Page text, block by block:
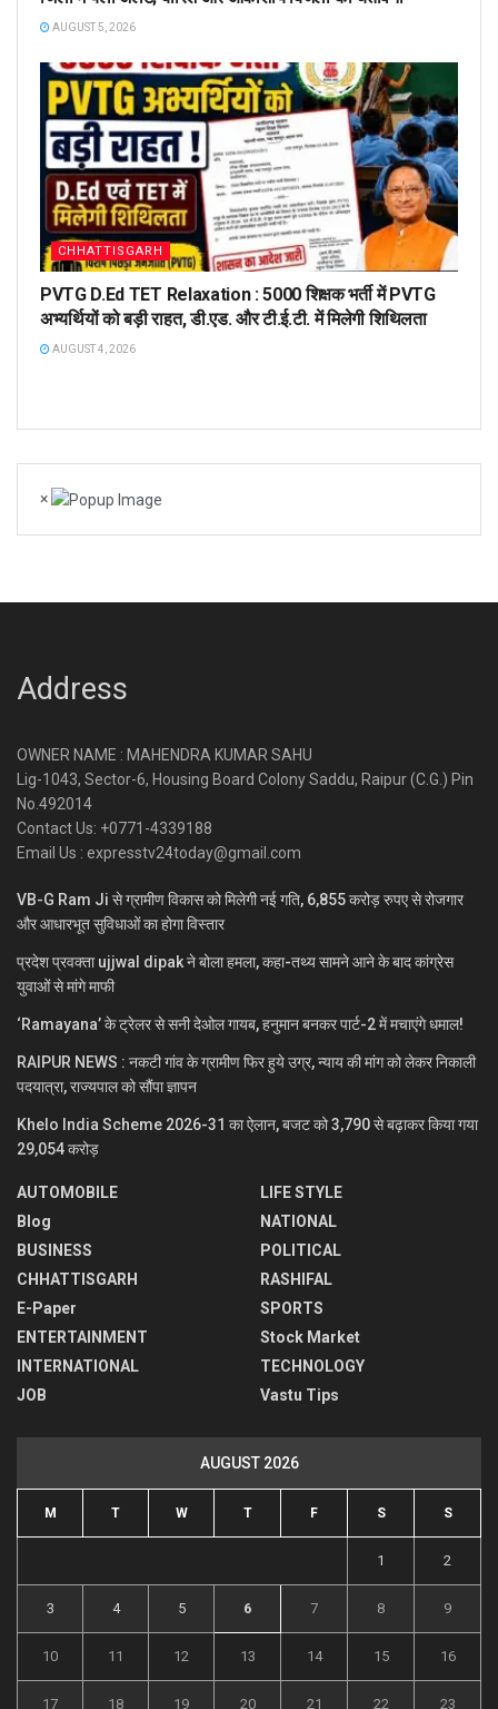
AUGUST 5, 2026
CHHATTISGARH
PVTG D.Ed TET Relaxation : 5000 शिक्षक भर्ती में PVTG
अभ्यर्थियों को बड़ी राहत, डी.एड. और टी.ई.टी. में मिलेगी शिथिलता
AUGUST 4, 2026
×
Address
OWNER NAME : MAHENDRA KUMAR SAHU
Lig-1043, Sector-6, Housing Board Colony Saddu, Raipur (C.G.) Pin
No.492014
Contact Us: +0771-4339188
Email Us : expresstv24today@gmail.com
VB-G Ram Ji से ग्रामीण विकास को मिलेगी नई गति, 6,855 करोड़ रुपए से रोजगार
और आधारभूत सुविधाओं का होगा विस्तार
प्रदेश प्रवक्ता ujjwal dipak ने बोला हमला, कहा-तथ्य सामने आने के बाद कांग्रेस
युवाओं से मांगे माफी
‘Ramayana’ के ट्रेलर से सनी देओल गायब, हनुमान बनकर पार्ट-2 में मचाएंगे धमाल!
RAIPUR NEWS : नकटी गांव के ग्रामीण फिर हुये उग्र, न्याय की मांग को लेकर निकाली
पदयात्रा, राज्यपाल को सौंपा ज्ञापन
Khelo India Scheme 2026-31 का ऐलान, बजट को 3,790 से बढ़ाकर किया गया
29,054 करोड़
AUTOMOBILE
Blog
BUSINESS
CHHATTISGARH
E-Paper
ENTERTAINMENT
INTERNATIONAL
JOB
LIFE STYLE
NATIONAL
POLITICAL
RASHIFAL
SPORTS
Stock Market
TECHNOLOGY
Vastu Tips
AUGUST 2026
M T W T F S S
1 2
3 4 5 6 7 8 9
10 11 12 13 14 15 16
17 18 19 20 21 22 23